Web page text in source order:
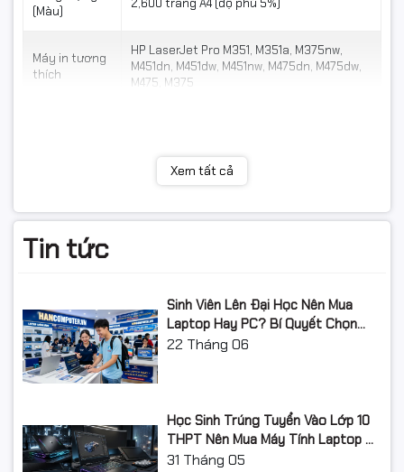
(Màu)
2,600 trang A4 (độ phủ 5%)
Máy in tương
thích
HP LaserJet Pro M351, M351a, M375nw,
M451dn, M451dw, M451nw, M475dn, M475dw,
M475, M375
Xem tất cả
Tin tức
Sinh Viên Lên Đại Học Nên Mua
Laptop Hay PC? Bí Quyết Chọn
Máy Tính Đúng Nhu Cầu, Không
22 Tháng 06
Học Sinh Trúng Tuyển Vào Lớp 10
THPT Nên Mua Máy Tính Laptop Gì
Năm Học 2026 - 2027?
31 Tháng 05